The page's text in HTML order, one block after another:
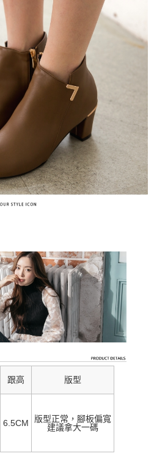
跟高 版型
6.5CM
版型正常，腳板偏寬
建議拿大一碼